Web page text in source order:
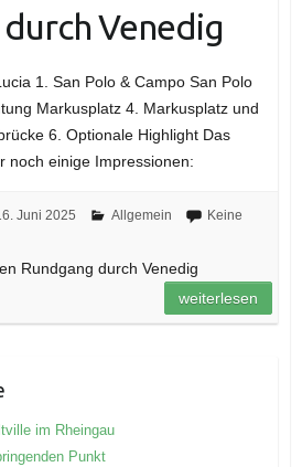
Venedig
1. San Polo & Campo San Polo
Markusplatz 4. Markusplatz und
6. Optionale Highlight Das
noch einige Impressionen:
Juni 2025 Allgemein
Keine
Rundgang durch Venedig
weiterlesen
im Rheingau
Punkt